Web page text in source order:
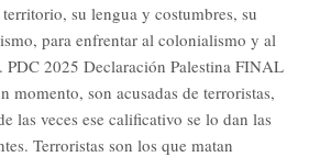
su lengua y costumbres, su
para enfrentar al colonialismo y al
PDC 2025 Declaración Palestina FINAL
momento, son acusadas de terroristas,
las veces ese calificativo se lo dan las
Terroristas son los que matan